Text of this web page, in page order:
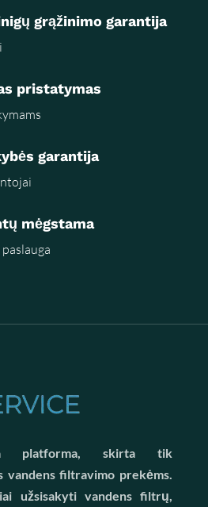
grąžinimo garantija
pristatymas
garantija
mėgstama
platforma, skirta tik
vandens filtravimo prekėms.
užsisakyti vandens filtrų,